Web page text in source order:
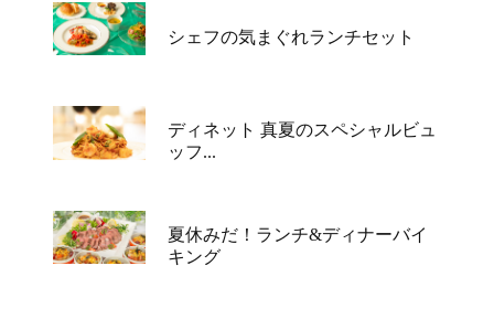
シェフの気まぐれランチセット
ディネット 真夏のスペシャルビュ
ッフ...
夏休みだ！ランチ&ディナーバイ
キング